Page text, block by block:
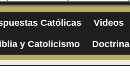
Católicas Videos
y Catolicismo Doctrina